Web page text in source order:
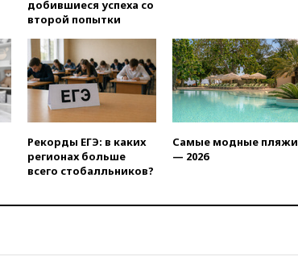
19:15
работу
19:00
Путин уточнил порядок
присвоения воинских званий
добровольцам
Euractiv: восток
без российских туристов
18:35
добившиеся успеха со
второй попытки
Рекорды ЕГЭ: в каких
регионах больше
всего стобалльников?
Самые модные пляжи
— 2026